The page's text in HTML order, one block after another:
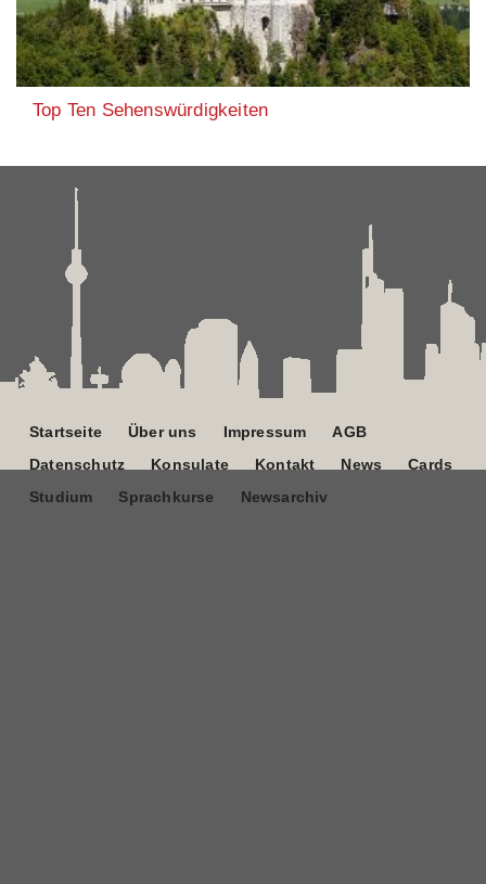
Top Ten Sehenswürdigkeiten
Startseite Über uns Impressum
AGB
Datenschutz
Konsulate Kontakt News
Cards
Studium
Sprachkurse Newsarchiv